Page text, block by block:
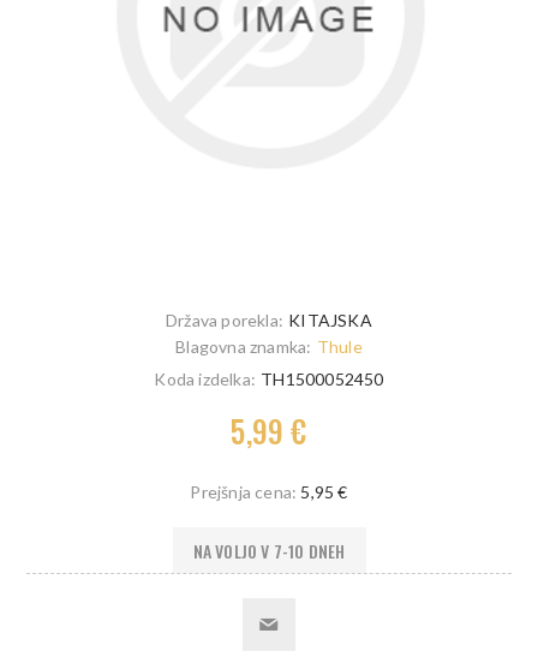
Država porekla: KITAJSKA
Blagovna znamka: Thule
Koda izdelka: TH1500052450
5,99 €
Prejšnja cena: 5,95 €
NA VOLJO V 7-10 DNEH